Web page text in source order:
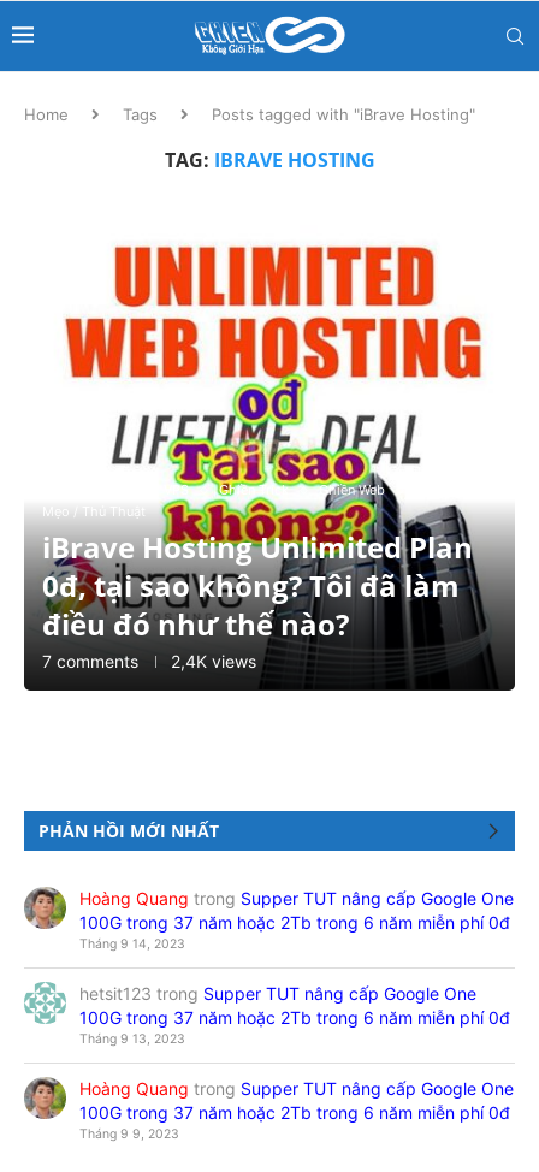
Home Tags Posts tagged with "iBrave Hosting"
TAG: IBRAVE HOSTING
Domain / Hosting / VPS Ghiền Trick
Ghiền Web
Mẹo / Thủ Thuật
iBrave Hosting Unlimited Plan
0đ, tại sao không? Tôi đã làm
điều đó như thế nào?
7 comments 2,4K views
PHẢN HỒI MỚI NHẤT
Hoàng Quang trong Supper TUT nâng cấp Google One
100G trong 37 năm hoặc 2Tb trong 6 năm miễn phí 0đ
Tháng 9 14, 2023
hetsit123 trong Supper TUT nâng cấp Google One
100G trong 37 năm hoặc 2Tb trong 6 năm miễn phí 0đ
Tháng 9 13, 2023
Hoàng Quang trong Supper TUT nâng cấp Google One
100G trong 37 năm hoặc 2Tb trong 6 năm miễn phí 0đ
Tháng 9 9, 2023